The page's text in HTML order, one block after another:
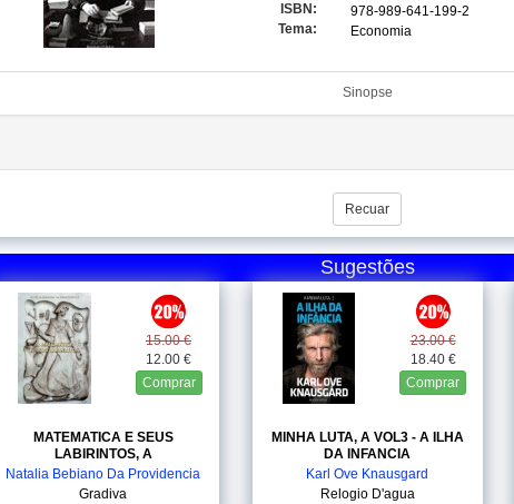
ISBN:
978-989-641-199-2
Tema:
Economia
Sinopse
Recuar
Sugestões
15.00 €
12.00 €
Comprar
MATEMATICA E SEUS
LABIRINTOS, A
Natalia Bebiano Da Providencia
Gradiva
23.00 €
18.40 €
Comprar
MINHA LUTA, A VOL3 - A ILHA
DA INFANCIA
Karl Ove Knausgard
Relogio D'agua